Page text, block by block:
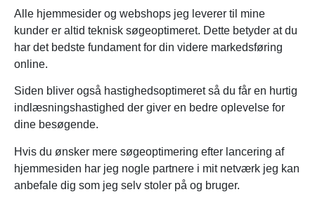
Alle hjemmesider og webshops jeg leverer til mine
kunder er altid teknisk søgeoptimeret. Dette betyder at du
har det bedste fundament for din videre markedsføring
online.
Siden bliver også hastighedsoptimeret så du får en hurtig
indlæsningshastighed der giver en bedre oplevelse for
dine besøgende.
Hvis du ønsker mere søgeoptimering efter lancering af
hjemmesiden har jeg nogle partnere i mit netværk jeg kan
anbefale dig som jeg selv stoler på og bruger.